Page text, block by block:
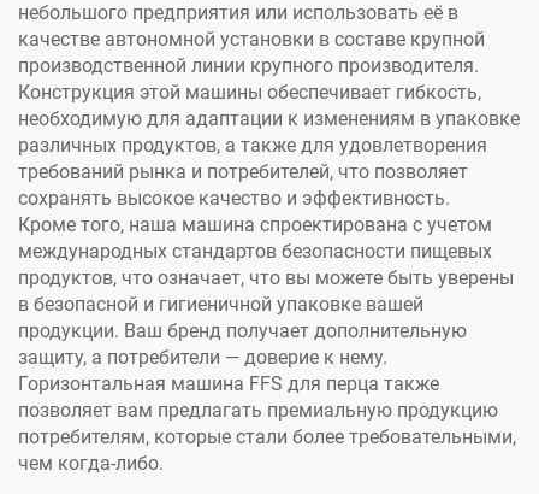
небольшого предприятия или использовать её в
качестве автономной установки в составе крупной
производственной линии крупного производителя.
Конструкция этой машины обеспечивает гибкость,
необходимую для адаптации к изменениям в упаковке
различных продуктов, а также для удовлетворения
требований рынка и потребителей, что позволяет
сохранять высокое качество и эффективность.
Кроме того, наша машина спроектирована с учетом
международных стандартов безопасности пищевых
продуктов, что означает, что вы можете быть уверены
в безопасной и гигиеничной упаковке вашей
продукции. Ваш бренд получает дополнительную
защиту, а потребители — доверие к нему.
Горизонтальная машина FFS для перца также
позволяет вам предлагать премиальную продукцию
потребителям, которые стали более требовательными,
чем когда-либо.